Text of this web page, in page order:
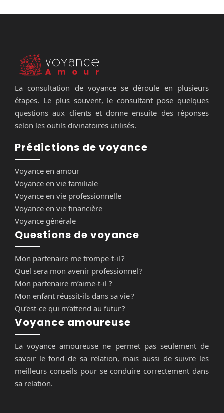
La consultation de voyance se déroule en plusieurs
étapes. Le plus souvent, le consultant pose quelques
questions aux clients et donne ensuite des réponses
selon les outils divinatoires utilisés.
Prédictions de voyance
Voyance en amour
Voyance en vie familiale
Voyance en vie professionnelle
Voyance en vie financière
Voyance générale
Questions de voyance
Mon partenaire me trompe-t-il ?
Quel sera mon avenir professionnel ?
Mon partenaire m’aime-t-il ?
Mon enfant réussit-ils dans sa vie ?
Qu’est-ce qui m’attend au futur ?
Voyance amoureuse
La voyance amoureuse ne permet pas seulement de
savoir le fond de sa relation, mais aussi de suivre les
meilleurs conseils pour se conduire correctement dans
sa relation.